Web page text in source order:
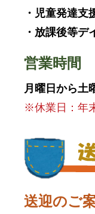
・児童発達支
・放課後等デ
営業時間
月曜日から土
※休業日：年
送迎のご